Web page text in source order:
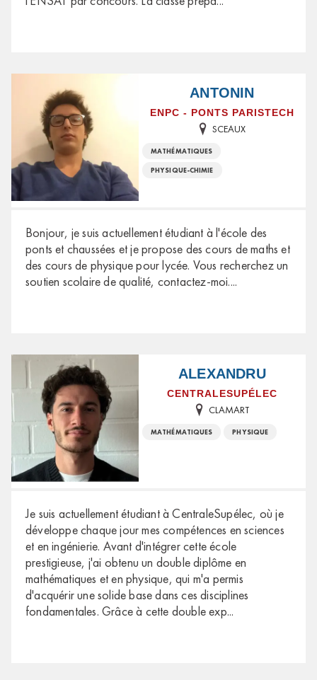
ANTONIN
ENPC - PONTS PARISTECH
SCEAUX
MATHÉMATIQUES
PHYSIQUE-CHIMIE
Bonjour, je suis actuellement étudiant à l'école des
ponts et chaussées et je propose des cours de maths et
des cours de physique pour lycée. Vous recherchez un
soutien scolaire de qualité, contactez-moi....
ALEXANDRU
CENTRALESUPÉLEC
CLAMART
MATHÉMATIQUES PHYSIQUE
Je suis actuellement étudiant à CentraleSupélec, où je
développe chaque jour mes compétences en sciences
et en ingénierie. Avant d'intégrer cette école
prestigieuse, j'ai obtenu un double diplôme en
mathématiques et en physique, qui m'a permis
d'acquérir une solide base dans ces disciplines
fondamentales. Grâce à cette double exp...